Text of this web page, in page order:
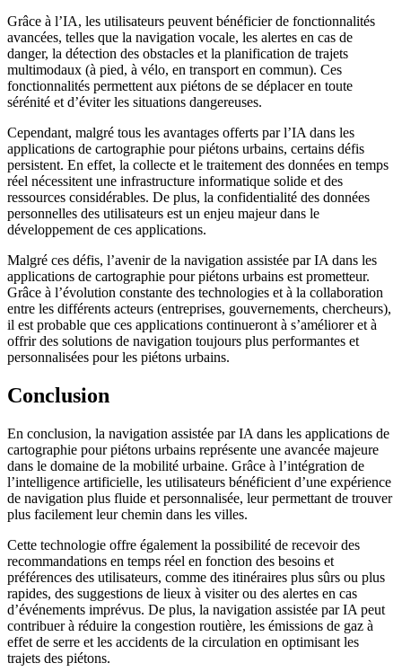
Grâce à l’IA, les utilisateurs peuvent bénéficier de fonctionnalités
avancées, telles que la navigation vocale, les alertes en cas de
danger, la détection des obstacles et la planification de trajets
multimodaux (à pied, à vélo, en transport en commun). Ces
fonctionnalités permettent aux piétons de se déplacer en toute
sérénité et d’éviter les situations dangereuses.
Cependant, malgré tous les avantages offerts par l’IA dans les
applications de cartographie pour piétons urbains, certains défis
persistent. En effet, la collecte et le traitement des données en temps
réel nécessitent une infrastructure informatique solide et des
ressources considérables. De plus, la confidentialité des données
personnelles des utilisateurs est un enjeu majeur dans le
développement de ces applications.
Malgré ces défis, l’avenir de la navigation assistée par IA dans les
applications de cartographie pour piétons urbains est prometteur.
Grâce à l’évolution constante des technologies et à la collaboration
entre les différents acteurs (entreprises, gouvernements, chercheurs),
il est probable que ces applications continueront à s’améliorer et à
offrir des solutions de navigation toujours plus performantes et
personnalisées pour les piétons urbains.
Conclusion
En conclusion, la navigation assistée par IA dans les applications de
cartographie pour piétons urbains représente une avancée majeure
dans le domaine de la mobilité urbaine. Grâce à l’intégration de
l’intelligence artificielle, les utilisateurs bénéficient d’une expérience
de navigation plus fluide et personnalisée, leur permettant de trouver
plus facilement leur chemin dans les villes.
Cette technologie offre également la possibilité de recevoir des
recommandations en temps réel en fonction des besoins et
préférences des utilisateurs, comme des itinéraires plus sûrs ou plus
rapides, des suggestions de lieux à visiter ou des alertes en cas
d’événements imprévus. De plus, la navigation assistée par IA peut
contribuer à réduire la congestion routière, les émissions de gaz à
effet de serre et les accidents de la circulation en optimisant les
trajets des piétons.